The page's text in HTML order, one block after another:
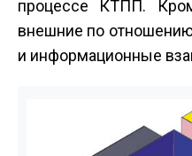
процессе КТПП.
внешние по
и информационные